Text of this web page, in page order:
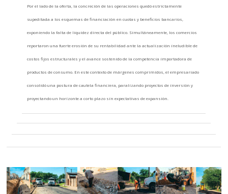
Por el lado de la oferta, la concreción de las operaciones quedó estrictamente
supeditada a los esquemas de financiación en cuotas y beneficios bancarios,
exponiendo la falta de liquidez directa del público. Simultáneamente, los comercios
reportaron una fuerte erosión de su rentabilidad ante la actualización ineludible de
costos fijos estructurales y el avance sostenido de la competencia importadora de
productos de consumo. En este contexto de márgenes comprimidos, el empresariado
consolidó una postura de cautela financiera, paralizando proyectos de inversión y
proyectando un horizonte a corto plazo sin expectativas de expansión.